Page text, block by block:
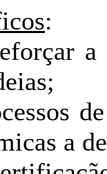
:
a
de
a